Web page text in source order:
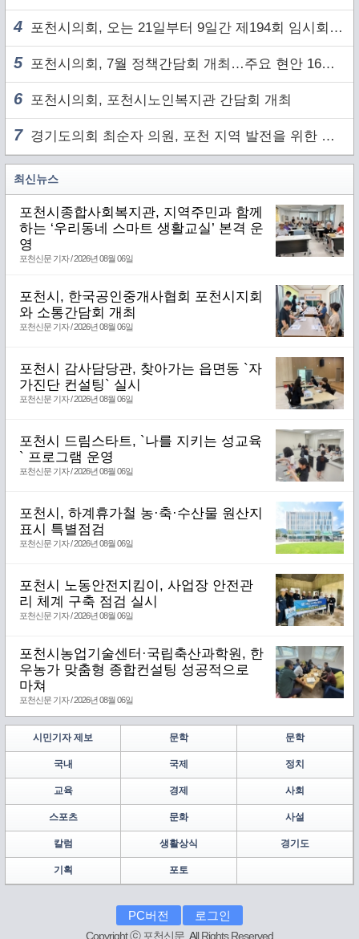
4 포천시의회, 오는 21일부터 9일간 제194회 임시회 개회
5 포천시의회, 7월 정책간담회 개최…주요 현안 16건 점검
6 포천시의회, 포천시노인복지관 간담회 개최
7경기도의회 최순자 의원, 포천 지역 발전을 위한 정담회 개최
최신뉴스
포천시종합사회복지관, 지역주민과 함께
하는 ‘우리동네 스마트 생활교실’ 본격 운
영
포천신문 기자 / 2026년 08월 06일
포천시, 한국공인중개사협회 포천시지회
와 소통간담회 개최
포천신문 기자 / 2026년 08월 06일
포천시 감사담당관, 찾아가는 읍면동 `자
가진단 컨설팅` 실시
포천신문 기자 / 2026년 08월 06일
포천시 드림스타트, `나를 지키는 성교육
` 프로그램 운영
포천신문 기자 / 2026년 08월 06일
포천시, 하계휴가철 농·축·수산물 원산지
표시 특별점검
포천신문 기자 / 2026년 08월 06일
포천시 노동안전지킴이, 사업장 안전관
리 체계 구축 점검 실시
포천신문 기자 / 2026년 08월 06일
포천시농업기술센터·국립축산과학원, 한
우농가 맞춤형 종합컨설팅 성공적으로
마쳐
포천신문 기자 / 2026년 08월 06일
시민기자 제보 문학 문학
국내 국제 정치
교육 경제 사회
스포츠 문화 사설
칼럼 생활상식 경기도
기획 포토
PC버전 로그인
Copyright ⓒ 포천신문. All Rights Reserved